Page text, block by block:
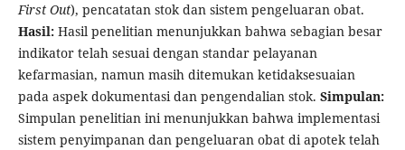
First Out), pencatatan stok dan sistem pengeluaran obat.
Hasil: Hasil penelitian menunjukkan bahwa sebagian besar
indikator telah sesuai dengan standar pelayanan
kefarmasian, namun masih ditemukan ketidaksesuaian
pada aspek dokumentasi dan pengendalian stok. Simpulan:
Simpulan penelitian ini menunjukkan bahwa implementasi
sistem penyimpanan dan pengeluaran obat di apotek telah